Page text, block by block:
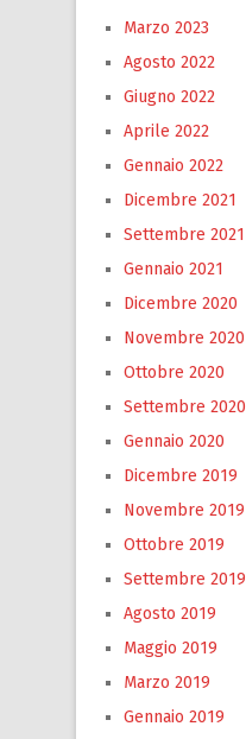
Marzo 2023
Agosto 2022
Giugno 2022
Aprile 2022
Gennaio 2022
Dicembre 2021
Settembre 2021
Gennaio 2021
Dicembre 2020
Novembre 2020
Ottobre 2020
Settembre 2020
Gennaio 2020
Dicembre 2019
Novembre 2019
Ottobre 2019
Settembre 2019
Agosto 2019
Maggio 2019
Marzo 2019
Gennaio 2019